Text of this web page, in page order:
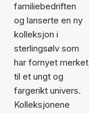
familiebedriften
og lanserte en ny
kolleksjon i
sterlingsølv som
har fornyet merket
til et ungt og
fargerikt univers.
Kolleksjonene